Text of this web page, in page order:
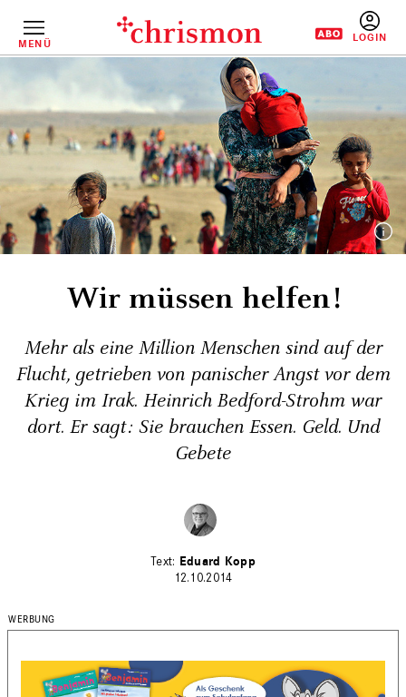
InhaltMENÜ
Wir müssen helfen!
Mehr als eine Million Menschen sind auf der
Flucht, getrieben von panischer Angst vor dem
Krieg im Irak. Heinrich Bedford-Strohm war
dort. Er sagt: Sie brauchen Essen. Geld. Und
Gebete
Eduard Kopp
12.10.2014